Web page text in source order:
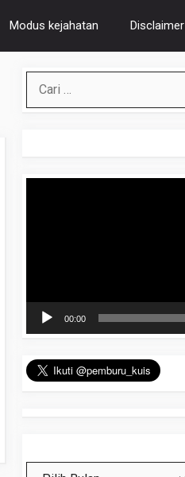
Modus kejahatan Disclaimer
untuk:
00:00